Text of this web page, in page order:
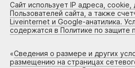
Сайт использует IP адреса, cookie,
Пользователей сайта, а также
Liveinternet и Google-анатилика.
содержатся в Политике по защите
«Сведения о размере и других
размещению на страницах